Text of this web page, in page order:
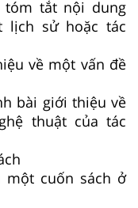
tóm tắt nội dung
lịch sử hoặc tác
về một vấn đề
bài giới thiệu về
thuật của tác
một cuốn sách ở